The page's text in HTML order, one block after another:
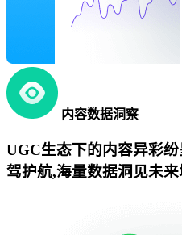
内容数据洞察
UGC生态下的内容异彩
驾护航,海量数据洞见未来